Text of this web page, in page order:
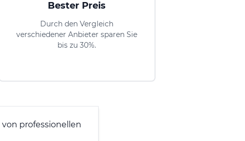
Bester Preis
Durch den Vergleich
verschiedener Anbieter sparen Sie
bis zu 30%.
von professionellen